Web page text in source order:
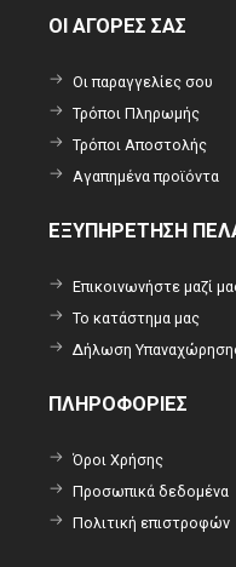
ΟΙ ΑΓΟΡΕΣ ΣΑΣ
Οι παραγγελίες σου
Τρόποι Πληρωμής
Τρόποι Αποστολής
Αγαπημένα προϊόντα
ΕΞΥΠΗΡΕΤΗΣΗ
Επικοινωνήστε μαζί
Το κατάστημα μας
Δήλωση
ΠΛΗΡΟΦΟΡΙΕΣ
Όροι Χρήσης
Προσωπικά δεδομένα
Πολιτική επιστροφών